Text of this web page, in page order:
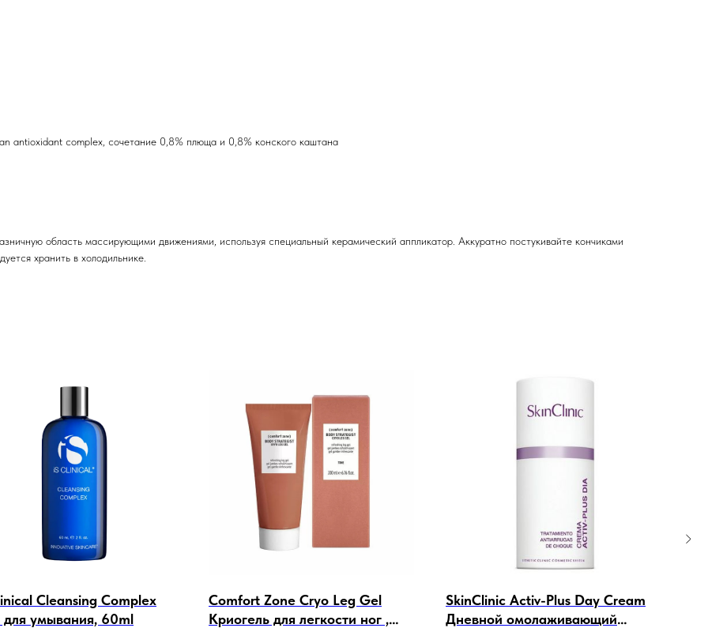
antioxidant complex, сочетание 0,8% плюща и 0,8% конского каштана
область массирующими движениями, используя специальный керамический аппликатор. Аккуратно постукивайте кончиками
хранить в холодильнике.
Cleansing Complex
для умывания, 60ml
Comfort Zone Cryo Leg Gel
Криогель для легкости ног ,
SkinClinic Activ-Plus Day Cream
Дневной омолаживающий